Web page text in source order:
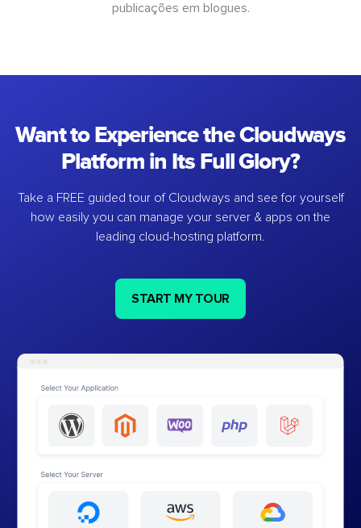
publicações em blogues.
Want to Experience the Cloudways
Platform in Its Full Glory?
Take a FREE guided tour of Cloudways and see for yourself
how easily you can manage your server & apps on the
leading cloud-hosting platform.
START MY TOUR